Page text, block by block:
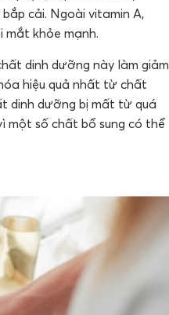
cải. Ngoài vitamin A,
khỏe mạnh.
dinh dưỡng này làm giảm
hiệu quả nhất từ ​​chất
dinh dưỡng bị mất từ ​​quá
một số chất bổ sung có thể